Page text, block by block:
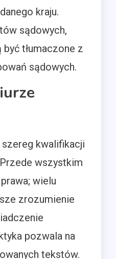
kraju.
sądowych,
tłumaczone z
sądowych.
szereg kwalifikacji
wszystkim
wielu
zrozumienie
pozwala na
tekstów.